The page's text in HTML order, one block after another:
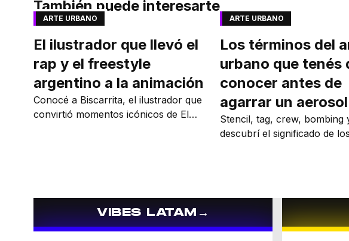
También puede interesarte
ARTE URBANO
El ilustrador que llevó el
rap y el freestyle
argentino a la animación
Conocé a Biscarrita, el ilustrador que
convirtió momentos icónicos de El
ARTE URBANO
Los términos del
urbano que tenés
conocer antes de
agarrar un aerosol
Stencil, tag, crew, bombing
descubrí el significado de
VIBES LATAM →